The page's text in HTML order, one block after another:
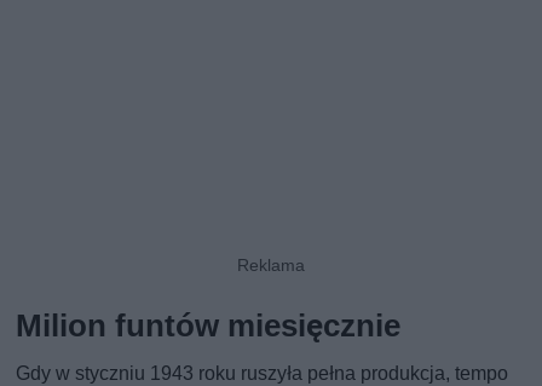
Milion funtów miesięcznie
Gdy w styczniu 1943 roku ruszyła pełna produkcja, tempo